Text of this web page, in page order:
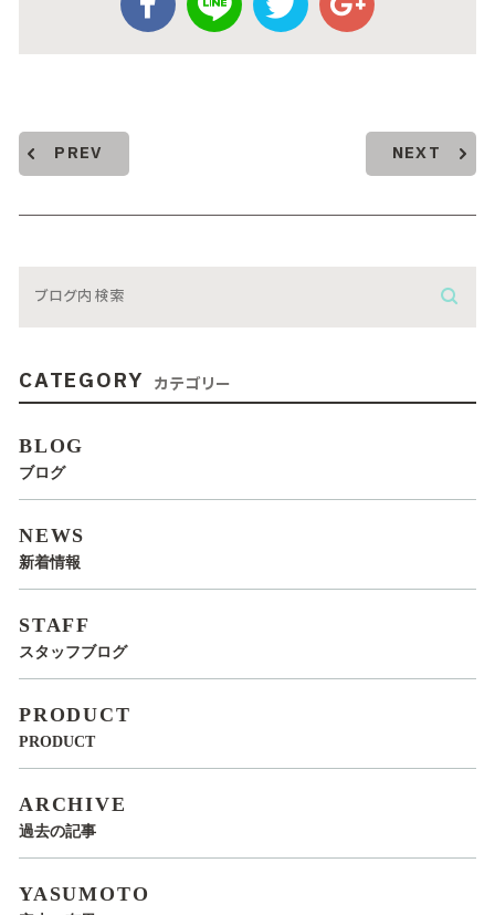
PREV NEXT
CATEGORY カテゴリー
BLOG
ブログ
NEWS
新着情報
STAFF
スタッフブログ
PRODUCT
PRODUCT
ARCHIVE
過去の記事
YASUMOTO